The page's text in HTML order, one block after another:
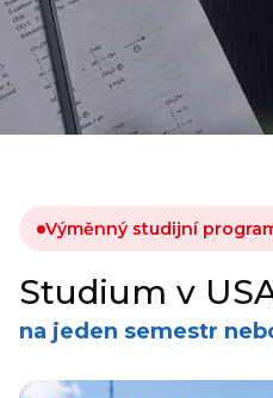
Výměnný studijní
Studium v
na jeden semestr